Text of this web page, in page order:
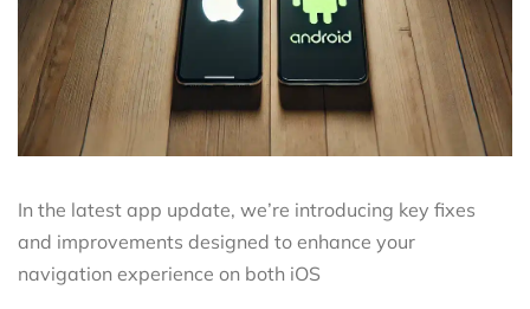
In the latest app update, we’re introducing key fixes
and improvements designed to enhance your
navigation experience on both iOS